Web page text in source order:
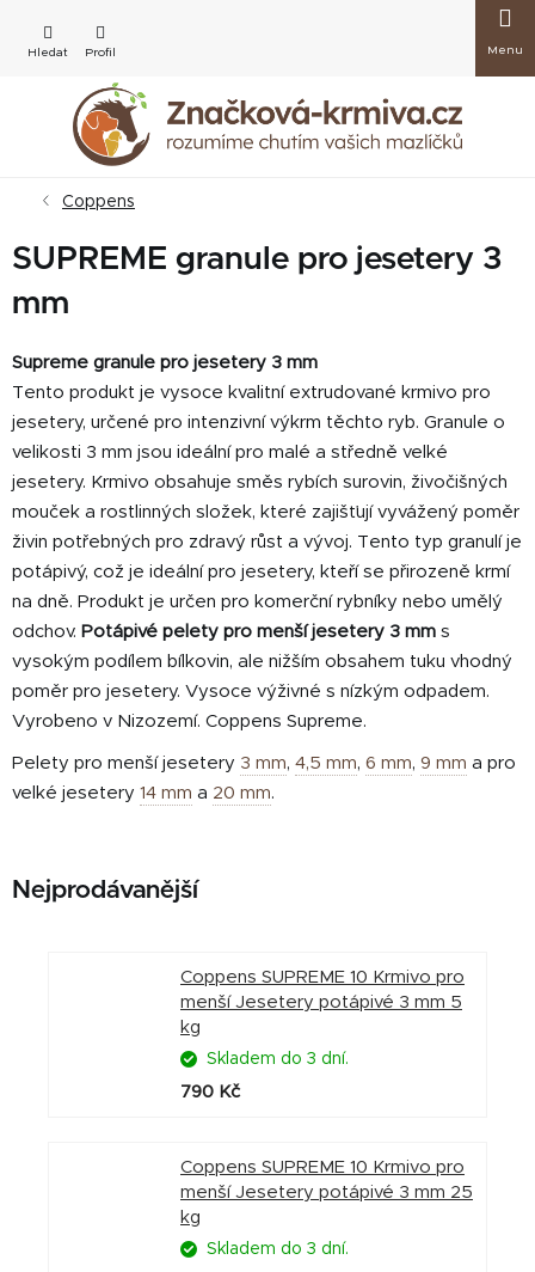
obsah
košík
Coppens
SUPREME granule pro jesetery 3
mm
Supreme granule pro jesetery 3 mm
Tento produkt je vysoce kvalitní extrudované krmivo pro
jesetery, určené pro intenzivní výkrm těchto ryb. Granule o
velikosti 3 mm jsou ideální pro malé a středně velké
jesetery. Krmivo obsahuje směs rybích surovin, živočišných
mouček a rostlinných složek, které zajišťují vyvážený poměr
živin potřebných pro zdravý růst a vývoj. Tento typ granulí je
potápivý, což je ideální pro jesetery, kteří se přirozeně krmí
na dně. Produkt je určen pro komerční rybníky nebo umělý
odchov. Potápivé pelety pro menší jesetery 3 mm s
vysokým podílem bílkovin, ale nižším obsahem tuku vhodný
poměr pro jesetery. Vysoce výživné s nízkým odpadem.
Vyrobeno v Nizozemí. Coppens Supreme.
Pelety pro menší jesetery 3 mm, 4,5 mm, 6 mm, 9 mm a pro
velké jesetery 14 mm a 20 mm.
Nejprodávanější
Coppens SUPREME 10 Krmivo pro
menší Jesetery potápivé 3 mm 5
kg
Skladem do 3 dní.
790 Kč
Coppens SUPREME 10 Krmivo pro
menší Jesetery potápivé 3 mm 25
kg
Skladem do 3 dní.